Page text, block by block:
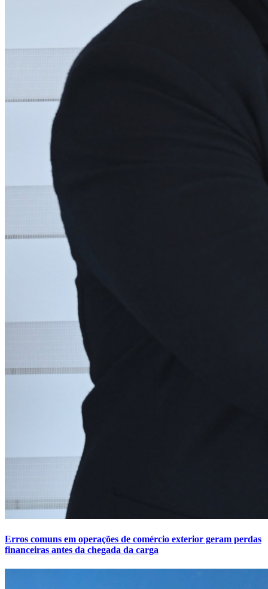
Erros comuns em operações de comércio exterior geram perdas
financeiras antes da chegada da carga